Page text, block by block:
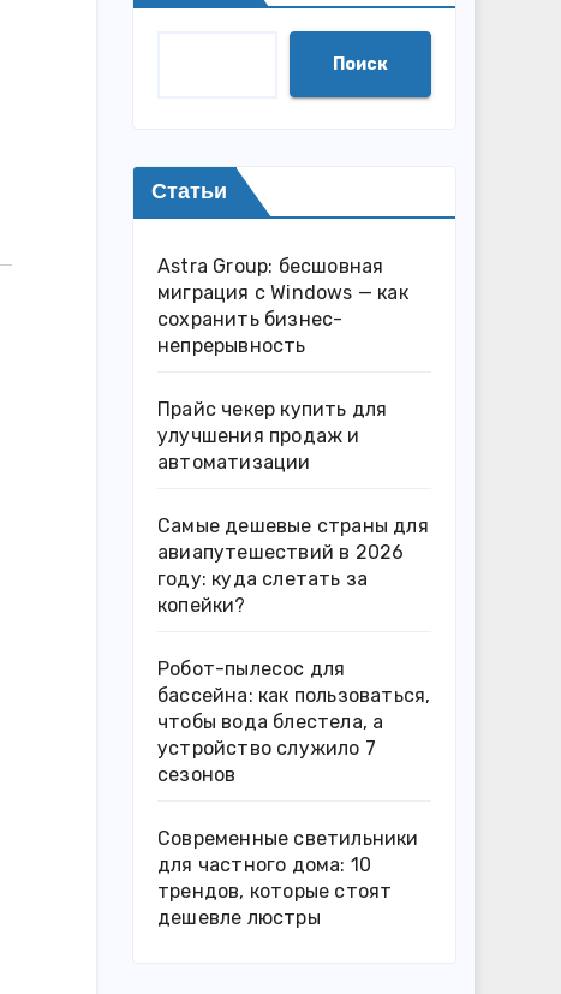
Поиск
Статьи
Astra Group: бесшовная
миграция с Windows — как
сохранить бизнес-
непрерывность
Прайс чекер купить для
улучшения продаж и
автоматизации
Самые дешевые страны для
авиапутешествий в 2026
году: куда слетать за
копейки?
Робот-пылесос для
бассейна: как пользоваться,
чтобы вода блестела, а
устройство служило 7
сезонов
Современные светильники
для частного дома: 10
трендов, которые стоят
дешевле люстры